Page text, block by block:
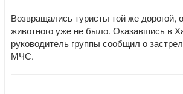
Возвращались туристы той же дорогой,
животного уже не было. Оказавшись в
руководитель группы сообщил о
МЧС.